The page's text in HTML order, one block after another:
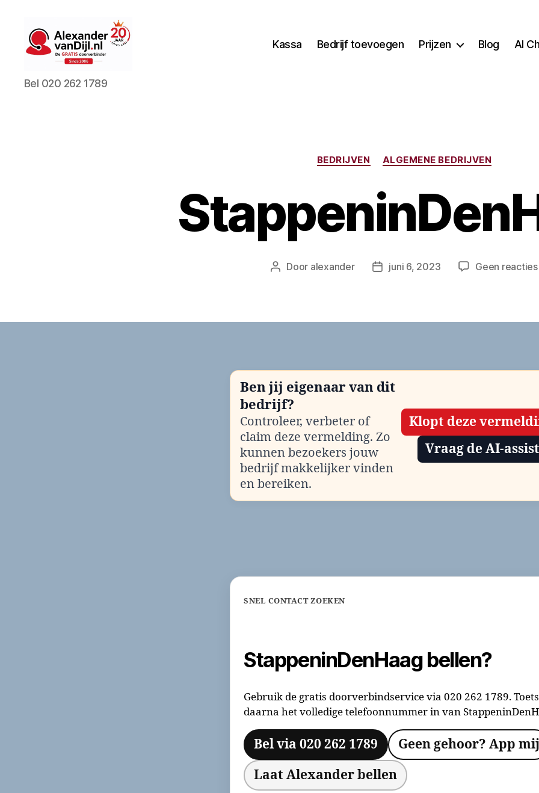
AlexandervanDijl.nl
Bel 020 262 1789
Kassa Bedrijf toevoegen Prijzen Blog AI
Categorieën
BEDRIJVEN ALGEMENE BEDRIJVEN
Berichtauteur
Door alexander Berichtdatum
juni 6, 2023 Geen reacties
Ben jij eigenaar van dit
bedrijf?
Controleer, verbeter of
claim deze vermelding. Zo
kunnen bezoekers jouw
bedrijf makkelijker vinden
en bereiken.
Klopt deze
Vraag de AI-
SNEL CONTACT ZOEKEN
StappeninDenHaag bellen?
Gebruik de gratis doorverbindservice via 020 262 1789. Toets
daarna het volledige telefoonnummer in van
Bel via 020 262 1789
Geen gehoor? App mij
Laat Alexander bellen